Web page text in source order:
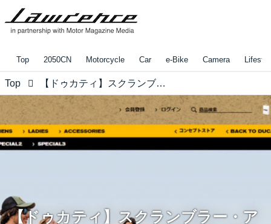
Top 2050CN Motorcycle Car e-Bike Camera
Top 【ドゥカティ】スクランブラー・アパレル・コレクションの発売を開始
【ドゥカティ】スクランブラー・ア